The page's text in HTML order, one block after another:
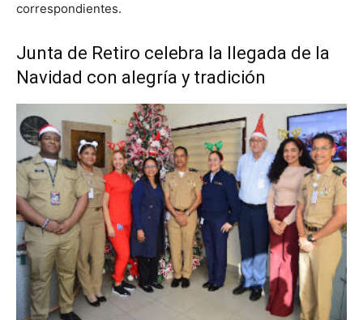
correspondientes.
Junta de Retiro celebra la llegada de la
Navidad con alegría y tradición